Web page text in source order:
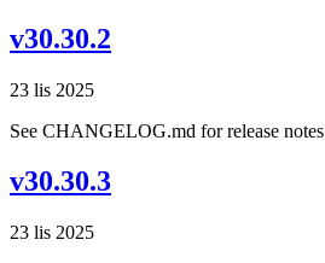
v30.30.2
23 lis 2025
See CHANGELOG.md for release notes
v30.30.3
23 lis 2025